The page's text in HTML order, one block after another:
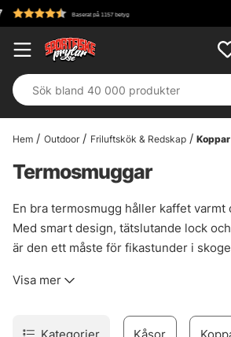
Hem Outdoor Friluftskök & Redskap
Termosmuggar
En bra termosmugg håller kaffet varmt
Med smart design, tätslutande lock
är den ett måste för fikastunder i
gör pausen både enklare och skönare.
timmar. Smidig att packa, lätt att
Visa mer